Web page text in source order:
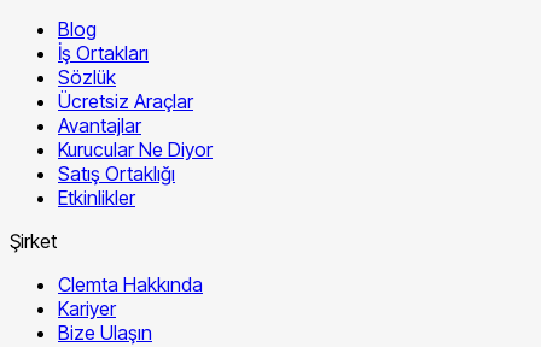
Blog
İş Ortakları
Sözlük
Ücretsiz Araçlar
Avantajlar
Kurucular Ne Diyor
Satış Ortaklığı
Etkinlikler
Şirket
Clemta Hakkında
Kariyer
Bize Ulaşın